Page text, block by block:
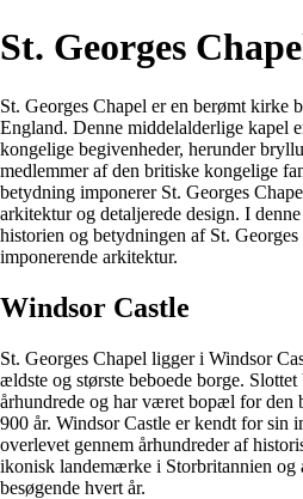
St. Georges
St. Georges Chapel er en berømt kirke
England. Denne middelalderlige kapel
kongelige begivenheder, herunder
medlemmer af den britiske kongelige
betydning imponerer St. Georges
arkitektur og detaljerede design. I
historien og betydningen af St.
imponerende arkitektur.
Windsor Castle
St. Georges Chapel ligger i Windsor
ældste og største beboede borge.
århundrede og har været bopæl for den
900 år. Windsor Castle er kendt for sin
overlevet gennem århundreder af
ikonisk landemærke i Storbritannien og
besøgende hvert år.